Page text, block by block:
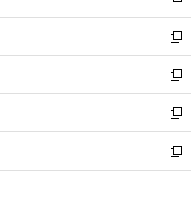
開
く
ウ
で
開
く
ン
ド
ウ
で
開
く
ウ
ィ
ン
ド
ウ
で
開
く
し
い
ウ
ィ
ン
ド
ウ
で
開
新
し
い
ウ
ィ
ン
ド
ウ
新
し
い
ウ
ィ
ン
新
し
い
ウ
新
し